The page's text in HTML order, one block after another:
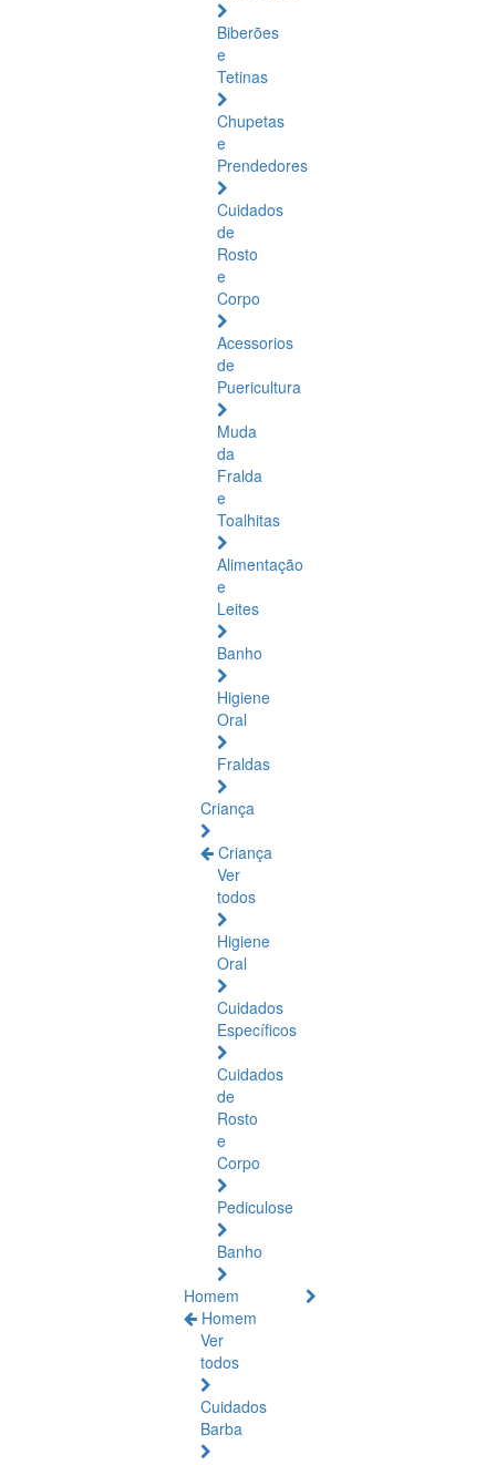
Biberões
e
Tetinas
Chupetas
e
Prendedores
Cuidados
de
Rosto
e
Corpo
Acessorios
de
Puericultura
Muda
da
Fralda
e
Toalhitas
Alimentação
e
Leites
Banho
Higiene
Oral
Fraldas
Criança
Criança
Ver
todos
Higiene
Oral
Cuidados
Específicos
Cuidados
de
Rosto
e
Corpo
Pediculose
Banho
Homem
Homem
Ver
todos
Cuidados
Barba